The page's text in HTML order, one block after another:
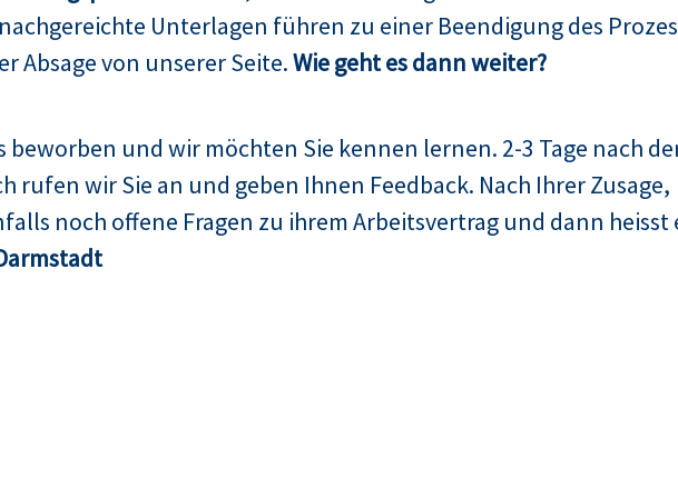
Unterlagen führen zu einer Beendigung des
Absage von unserer Seite.Wie geht es dann weiter?
beworben und wir möchten Sie kennen lernen. 2-3 Tage nach
rufen wir Sie an und geben Ihnen Feedback. Nach Ihrer Zusage,
noch offene Fragen zu ihrem Arbeitsvertrag und dann heisst